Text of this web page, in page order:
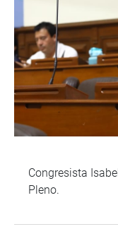
Congresista
Pleno.